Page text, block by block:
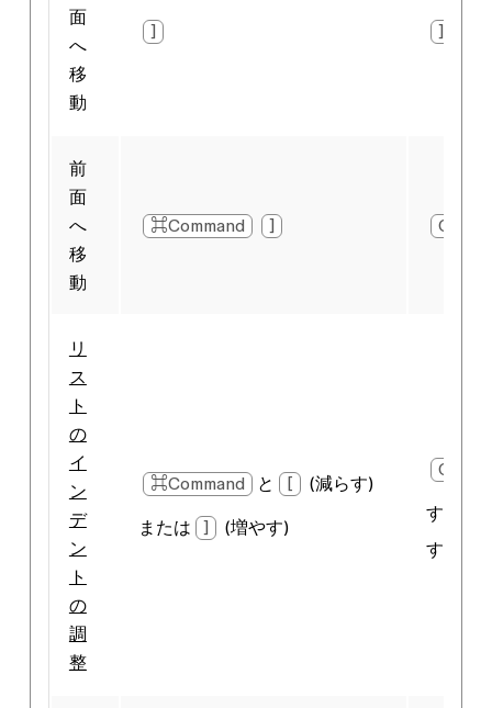
面
へ
移
動
] ]
前
面
へ
移
動
⌘Command ] Ctrl
リ
ス
ト
の
イ
ン
デ
ン
ト
の
調
整
⌘Command と [ (減らす)
または ] (増やす)
Ctrl
す)また
す)